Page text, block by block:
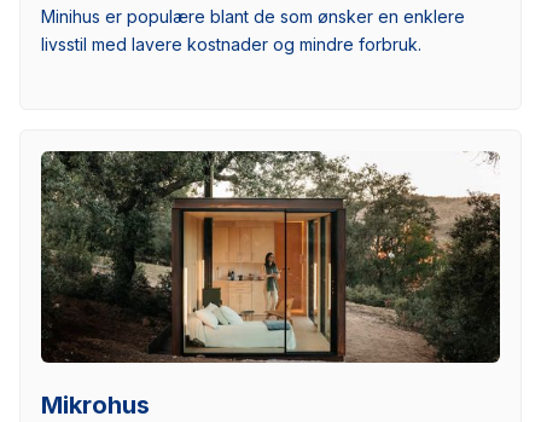
Minihus er populære blant de som ønsker en enklere
livsstil med lavere kostnader og mindre forbruk.
Mikrohus